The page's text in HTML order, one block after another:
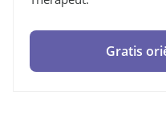
Gratis